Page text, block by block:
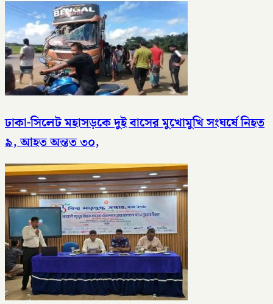
ঢাকা-সিলেট মহাসড়কে দুই বাসের মুখোমুখি সংঘর্ষে নিহত
৯, আহত অন্তত ৩০,